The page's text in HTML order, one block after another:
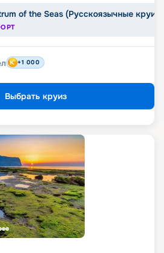
of the Seas (Русскоязычные
+1 000
Выбрать круиз